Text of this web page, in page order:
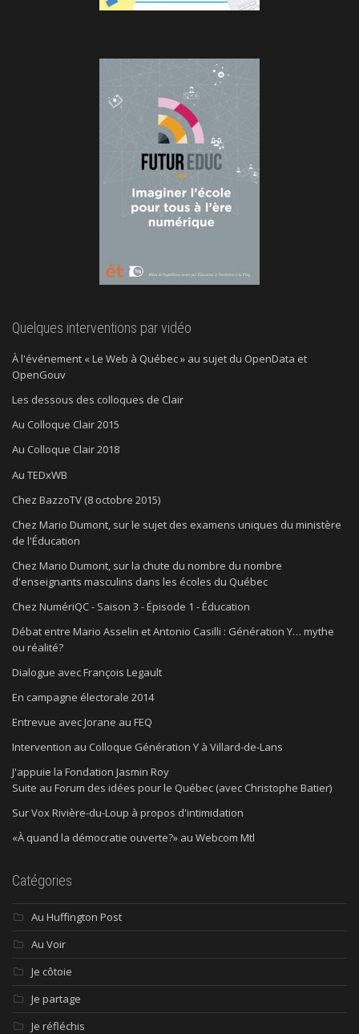
Quelques interventions par vidéo
À l'événement « Le Web à Québec » au sujet du OpenData et
OpenGouv
Les dessous des colloques de Clair
Au Colloque Clair 2015
Au Colloque Clair 2018
Au TEDxWB
Chez BazzoTV (8 octobre 2015)
Chez Mario Dumont, sur le sujet des examens uniques du ministère
de l'Éducation
Chez Mario Dumont, sur la chute du nombre du nombre
d'enseignants masculins dans les écoles du Québec
Chez NumériQC - Saison 3 - Épisode 1 - Éducation
Débat entre Mario Asselin et Antonio Casilli : Génération Y… mythe
ou réalité?
Dialogue avec François Legault
En campagne électorale 2014
Entrevue avec Jorane au FEQ
Intervention au Colloque Génération Y à Villard-de-Lans
J'appuie la Fondation Jasmin Roy
Suite au Forum des idées pour le Québec (avec Christophe Batier)
Sur Vox Rivière-du-Loup à propos d'intimidation
«À quand la démocratie ouverte?» au Webcom Mtl
Catégories
Au Huffington Post
Au Voir
Je côtoie
Je partage
Je réfléchis